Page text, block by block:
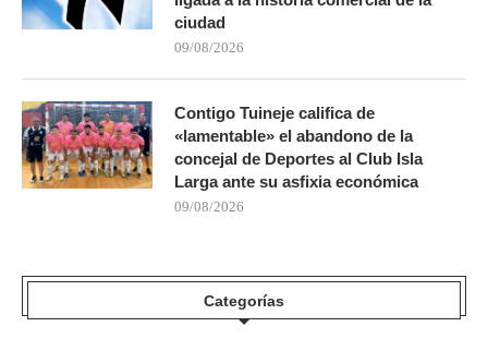
ciudad
09/08/2026
Contigo Tuineje califica de
«lamentable» el abandono de la
concejal de Deportes al Club Isla
Larga ante su asfixia económica
09/08/2026
Categorías